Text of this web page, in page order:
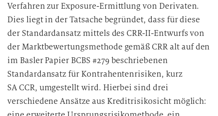
Verfahren zur Exposure-Ermittlung von Derivaten.
Dies liegt in der Tatsache begründet, dass für diese
der Standardansatz mittels des CRR-II-Entwurfs von
der Marktbewertungsmethode gemäß CRR alt auf den
im Basler Papier BCBS #279 beschriebenen
Standardansatz für Kontrahentenrisiken, kurz
SA CCR, umgestellt wird. Hierbei sind drei
verschiedene Ansätze aus Kreditrisikosicht möglich: